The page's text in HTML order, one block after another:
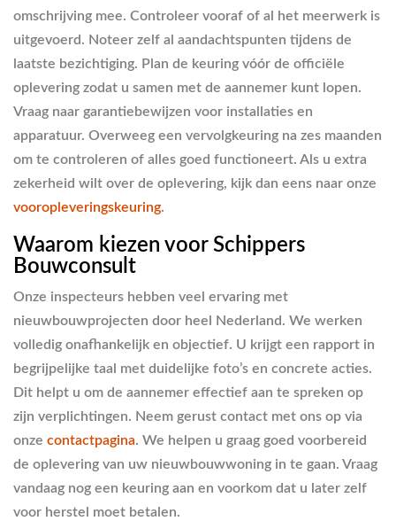
omschrijving mee. Controleer vooraf of al het meerwerk is
uitgevoerd. Noteer zelf al aandachtspunten tijdens de
laatste bezichtiging. Plan de keuring vóór de officiële
oplevering zodat u samen met de aannemer kunt lopen.
Vraag naar garantiebewijzen voor installaties en
apparatuur. Overweeg een vervolgkeuring na zes maanden
om te controleren of alles goed functioneert. Als u extra
zekerheid wilt over de oplevering, kijk dan eens naar onze
vooropleveringskeuring.
Waarom kiezen voor Schippers
Bouwconsult
Onze inspecteurs hebben veel ervaring met
nieuwbouwprojecten door heel Nederland. We werken
volledig onafhankelijk en objectief. U krijgt een rapport in
begrijpelijke taal met duidelijke foto’s en concrete acties.
Dit helpt u om de aannemer effectief aan te spreken op
zijn verplichtingen. Neem gerust contact met ons op via
onze contactpagina. We helpen u graag goed voorbereid
de oplevering van uw nieuwbouwwoning in te gaan. Vraag
vandaag nog een keuring aan en voorkom dat u later zelf
voor herstel moet betalen.